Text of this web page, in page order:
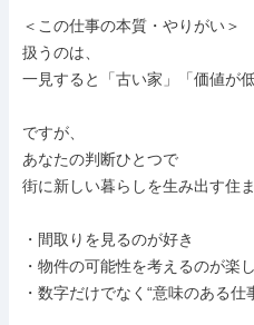
＜この仕事の本質・やりがい＞
扱うのは、
一見すると「古い家」「価値が
ですが、
あなたの判断ひとつで
街に新しい暮らしを生み出す住
・間取りを見るのが好き
・物件の可能性を考えるのが楽
・数字だけでなく“意味のある仕